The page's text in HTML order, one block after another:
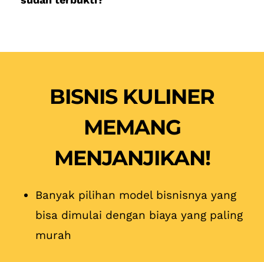
BISNIS KULINER
MEMANG
MENJANJIKAN!
Banyak pilihan model bisnisnya yang
bisa dimulai dengan biaya yang paling
murah